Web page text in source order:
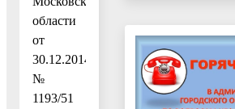
области
от
30.12.2014
№
1193/51